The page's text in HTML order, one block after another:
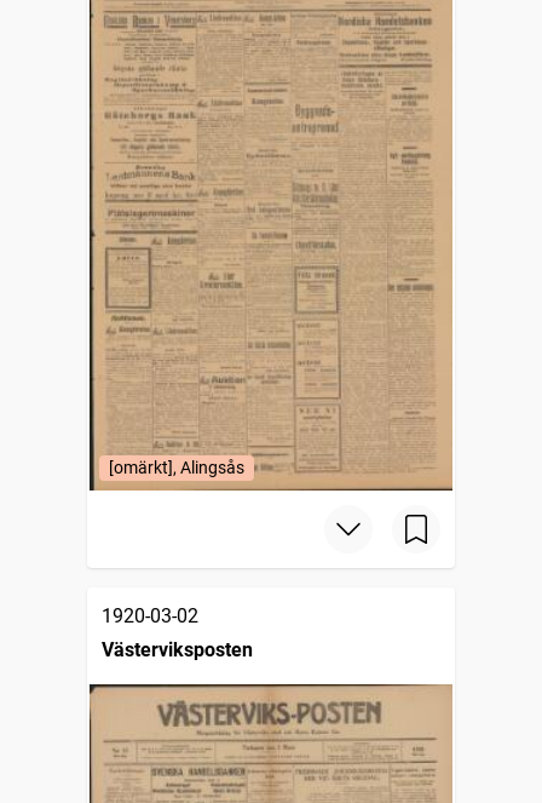
[omärkt], Alingsås
1920-03-02
Västerviksposten